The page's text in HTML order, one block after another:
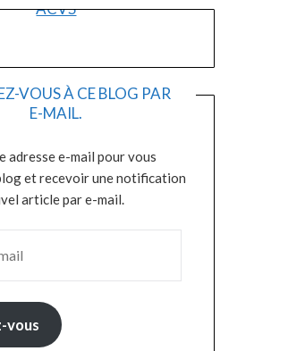
ACVS
VOUS À CE BLOG PAR
E-MAIL.
adresse e-mail pour vous
et recevoir une notification
article par e-mail.
vous